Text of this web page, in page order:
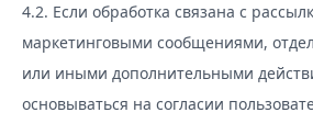
4.2. Если обработка связана с
маркетинговыми сообщениями,
или иными дополнительными
основываться на согласии